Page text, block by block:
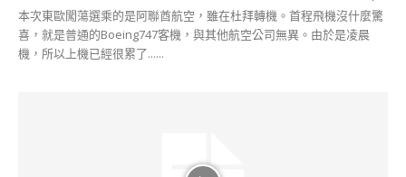
本次東歐闖蕩選乘的是阿聯酋航空，雖在杜拜轉機。首程飛機沒什麼驚
喜，就是普通的Boeing747客機，與其他航空公司無異。由於是凌晨
機，所以上機已經很累了......